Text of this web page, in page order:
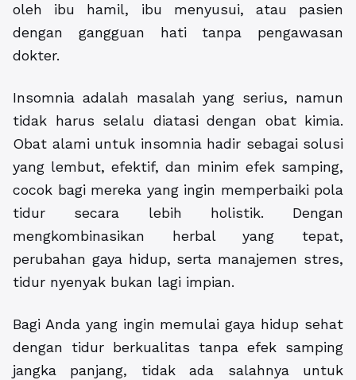
oleh ibu hamil, ibu menyusui, atau pasien
dengan gangguan hati tanpa pengawasan
dokter.
Insomnia adalah masalah yang serius, namun
tidak harus selalu diatasi dengan obat kimia.
Obat alami untuk insomnia hadir sebagai solusi
yang lembut, efektif, dan minim efek samping,
cocok bagi mereka yang ingin memperbaiki pola
tidur secara lebih holistik. Dengan
mengkombinasikan herbal yang tepat,
perubahan gaya hidup, serta manajemen stres,
tidur nyenyak bukan lagi impian.
Bagi Anda yang ingin memulai gaya hidup sehat
dengan tidur berkualitas tanpa efek samping
jangka panjang, tidak ada salahnya untuk